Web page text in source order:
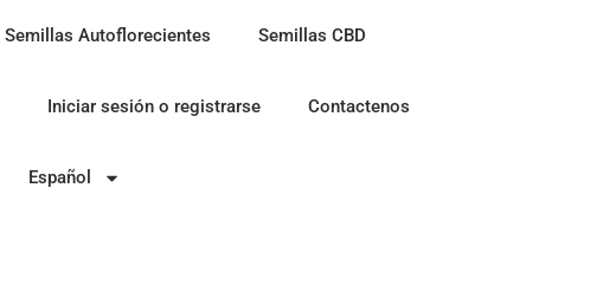
Semillas Autoflorecientes Semillas CBD
Iniciar sesión o registrarse Contactenos
Español